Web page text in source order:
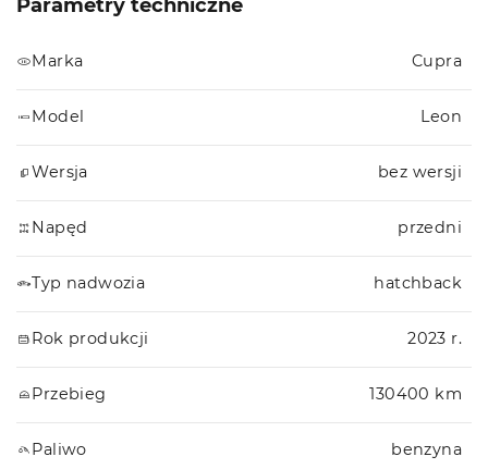
Parametry techniczne
Marka Cupra
Model Leon
Wersja bez wersji
Napęd przedni
Typ nadwozia hatchback
Rok produkcji 2023 r.
Przebieg 130400 km
Paliwo benzyna